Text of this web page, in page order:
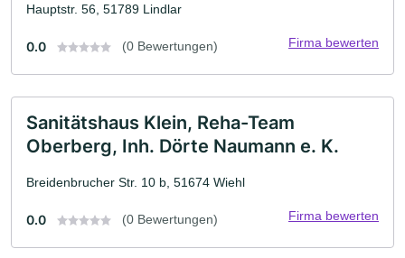
Hauptstr. 56, 51789 Lindlar
0.0 (0 Bewertungen) Firma bewerten
Sanitätshaus Klein, Reha-Team
Oberberg, Inh. Dörte Naumann e. K.
Breidenbrucher Str. 10 b, 51674 Wiehl
0.0 (0 Bewertungen) Firma bewerten